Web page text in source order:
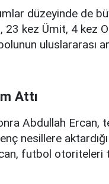
düzeyinde de
23 kez Ümit, 4 kez
uluslararası
Attı
Abdullah Ercan,
nesillere
futbol otoriteleri